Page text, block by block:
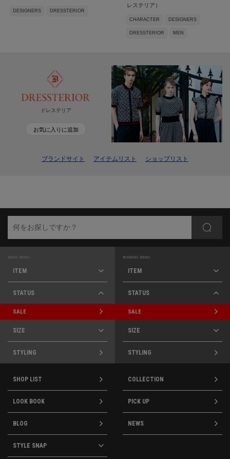
DESIGNERS DRESSTERIOR
レステリア）
CHARACTER DESIGNERS
DRESSTERIOR MEN
ドレステリア
お気に入りに追加
ブランドサイト アイテムリスト ショップリスト
MENS MENU
ITEM
STATUS
SALE
SIZE
STYLING
WOMENS MENU
ITEM
STATUS
SALE
SIZE
STYLING
SHOP LIST COLLECTION
LOOK BOOK PICK UP
BLOG NEWS
STYLE SNAP